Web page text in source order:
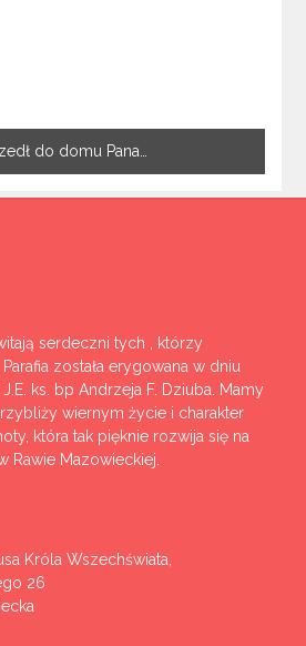
do domu Pana…
serdeczni tych , którzy
została erygowana w dniu
ks. bp Andrzeja F. Dziuba. Mamy
wiernym życie i charakter
która tak pięknie rozwija się na
Rawie Mazowieckiej.
Króla Wszechświata,
26